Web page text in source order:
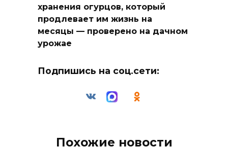
хранения огурцов, который
продлевает им жизнь на
месяцы — проверено на дачном
урожае
Подпишись на соц.сети:
Похожие новости